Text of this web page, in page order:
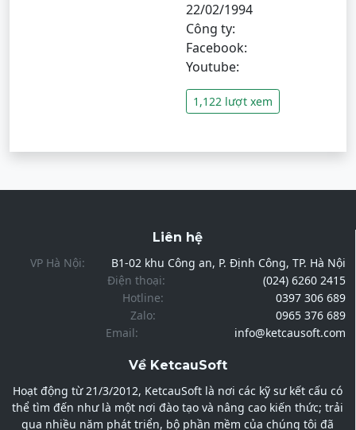
22/02/1994
Công ty:
Facebook:
Youtube:
1,122 lượt xem
Liên hệ
VP Hà Nội:
B1-02 khu Công an, P. Định Công, TP. Hà Nội
Điện thoại:
(024) 6260 2415
Hotline:
0397 306 689
Zalo:
0965 376 689
Email:
info@ketcausoft.com
Về KetcauSoft
Hoạt động từ 21/3/2012, KetcauSoft là nơi các kỹ sư kết cấu có
thể tìm đến như là một nơi đào tạo và nâng cao kiến thức; trải
qua nhiều năm phát triển, bộ phần mềm của chúng tôi đã